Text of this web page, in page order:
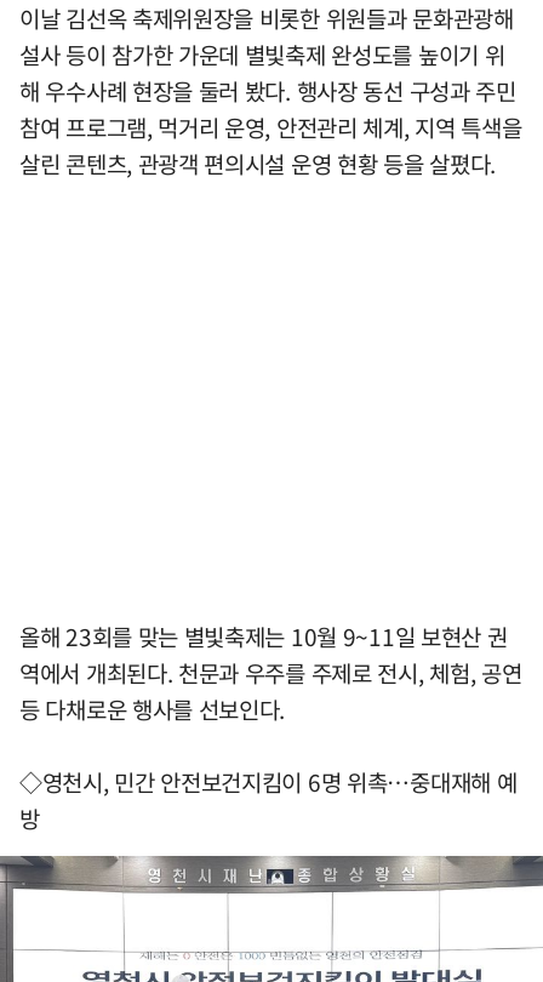
이날 김선옥 축제위원장을 비롯한 위원들과 문화관광해
설사 등이 참가한 가운데 별빛축제 완성도를 높이기 위
해 우수사례 현장을 둘러 봤다. 행사장 동선 구성과 주민
참여 프로그램, 먹거리 운영, 안전관리 체계, 지역 특색을
살린 콘텐츠, 관광객 편의시설 운영 현황 등을 살폈다.
올해 23회를 맞는 별빛축제는 10월 9~11일 보현산 권
역에서 개최된다. 천문과 우주를 주제로 전시, 체험, 공연
등 다채로운 행사를 선보인다.
◇영천시, 민간 안전보건지킴이 6명 위촉…중대재해 예
방